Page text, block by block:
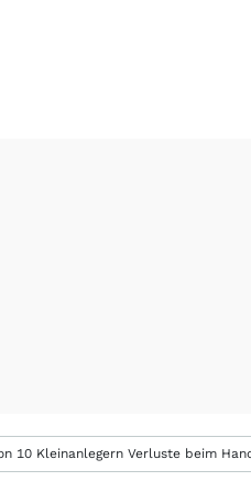
10 Kleinanlegern Verluste beim